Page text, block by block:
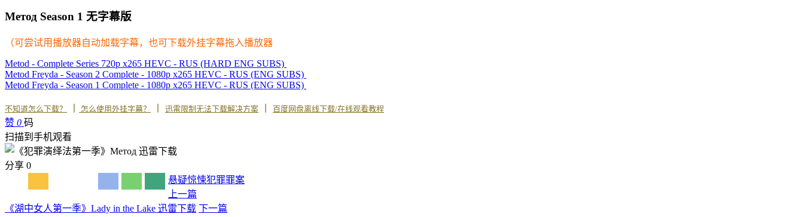
Метод Season 1 无字幕版
（可尝试用播放器自动加载字幕，也可下载外挂字幕拖入播放器
Metod - Complete Series 720p x265 HEVC - RUS (HARD ENG SUBS)
Metod Freyda - Season 2 Complete - 1080p x265 HEVC - RUS (ENG SUBS)
Metod Freyda - Season 1 Complete - 1080p x265 HEVC - RUS (ENG SUBS)
不知道怎么下载？ 怎么使用外挂字幕？ 迅雷限制无法下载解决方案 百度网盘离线下载/在线观看教程
赞 0 码
扫描到手机观看
分享 0
悬疑惊悚犯罪罪案
上一篇
《湖中女人第一季》Lady in the Lake 迅雷下载 下一篇